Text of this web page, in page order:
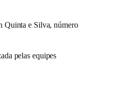
Quinta e Silva, número
pelas equipes